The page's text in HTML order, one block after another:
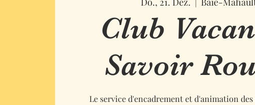
Club
Savoir
Le service d'encadrement et d'animation